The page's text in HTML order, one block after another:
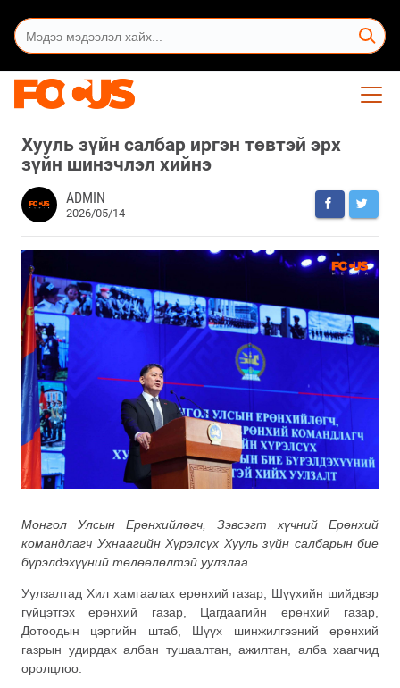
Хууль зүйн салбар иргэн төвтэй эрх
зүйн шинэчлэл хийнэ
ADMIN
2026/05/14
Монгол Улсын Ерөнхийлөгч, Зэвсэгт хүчний Ерөнхий
командлагч Ухнаагийн Хүрэлсүх Хууль зүйн салбарын бие
бүрэлдэхүүний төлөөлөлтэй уулзлаа.
Уулзалтад Хил хамгаалах ерөнхий газар, Шүүхийн шийдвэр
гүйцэтгэх ерөнхий газар, Цагдаагийн ерөнхий газар,
Дотоодын цэргийн штаб, Шүүх шинжилгээний ерөнхий
газрын удирдах албан тушаалтан, ажилтан, алба хаагчид
оролцлоо.